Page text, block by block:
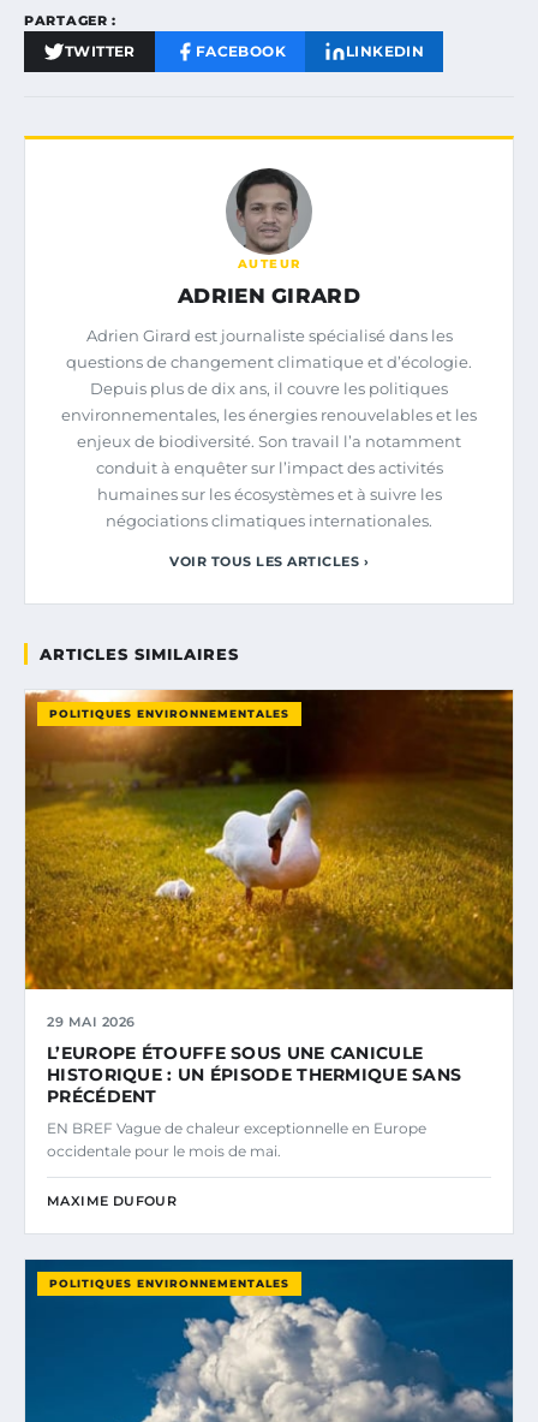
PARTAGER :
TWITTER FACEBOOK LINKEDIN
AUTEUR
ADRIEN GIRARD
Adrien Girard est journaliste spécialisé dans les
questions de changement climatique et d’écologie.
Depuis plus de dix ans, il couvre les politiques
environnementales, les énergies renouvelables et les
enjeux de biodiversité. Son travail l’a notamment
conduit à enquêter sur l’impact des activités
humaines sur les écosystèmes et à suivre les
négociations climatiques internationales.
VOIR TOUS LES ARTICLES ›
ARTICLES SIMILAIRES
POLITIQUES ENVIRONNEMENTALES
29 MAI 2026
L’EUROPE ÉTOUFFE SOUS UNE CANICULE
HISTORIQUE : UN ÉPISODE THERMIQUE SANS
PRÉCÉDENT
EN BREF Vague de chaleur exceptionnelle en Europe
occidentale pour le mois de mai.
MAXIME DUFOUR
POLITIQUES ENVIRONNEMENTALES